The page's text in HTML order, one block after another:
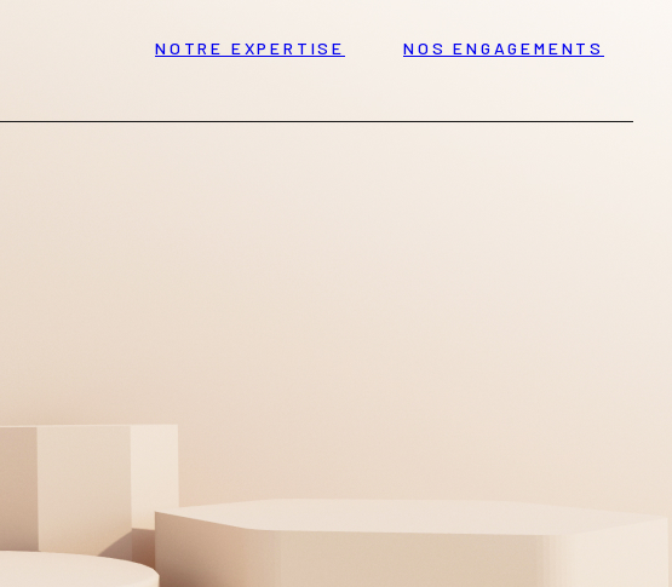
NOTRE EXPERTISE NOS ENGAGEMENTS